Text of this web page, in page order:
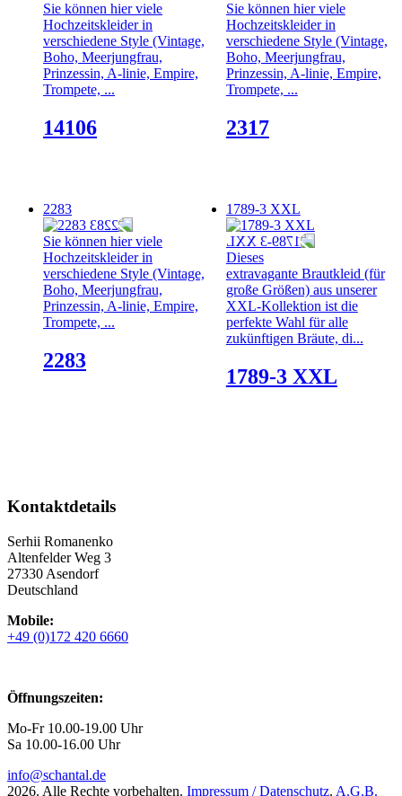
Sie können hier viele
Hochzeitskleider in
verschiedene Style (Vintage,
Boho, Meerjungfrau,
Prinzessin, A-linie, Empire,
Trompete, ...
14106
Sie können hier viele
Hochzeitskleider in
verschiedene Style (Vintage,
Boho, Meerjungfrau,
Prinzessin, A-linie, Empire,
Trompete, ...
2317
2283
Sie können hier viele
Hochzeitskleider in
verschiedene Style (Vintage,
Boho, Meerjungfrau,
Prinzessin, A-linie, Empire,
Trompete, ...
2283
1789-3 XXL
Dieses
extravagante Brautkleid (für
große Größen) aus unserer
XXL-Kollektion ist die
perfekte Wahl für alle
zukünftigen Bräute, di...
1789-3 XXL
Kontaktdetails
Serhii Romanenko
Altenfelder Weg 3
27330 Asendorf
Deutschland
Mobile:
+49 (0)172 420 6660
Öffnungszeiten:
Mo-Fr 10.00-19.00 Uhr
Sa 10.00-16.00 Uhr
info@schantal.de
2026. Alle Rechte vorbehalten. Impressum / Datenschutz. A.G.B.